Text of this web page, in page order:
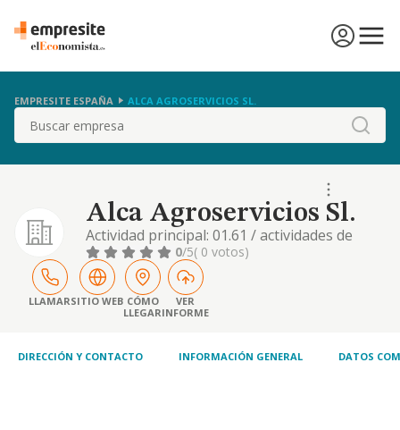
EMPRESITE ESPAÑA ALCA AGROSERVICIOS SL.
Buscar
Alca Agroservicios Sl.
Actividad principal: 01.61 / actividades de
apoyo a la agricultura. otras actividades:
46.11 / actividades de intermediarios del
comercio al por mayor de materias primas
agrarias, animales vivos, materias primas
textiles y productos semielaborados , 01.48 /
0/5( 0 votos)
LLAMARSITIO WEB CÓMO
LLEGAR
VER
INFORME
DIRECCIÓN Y CONTACTO INFORMACIÓN GENERAL DATOS